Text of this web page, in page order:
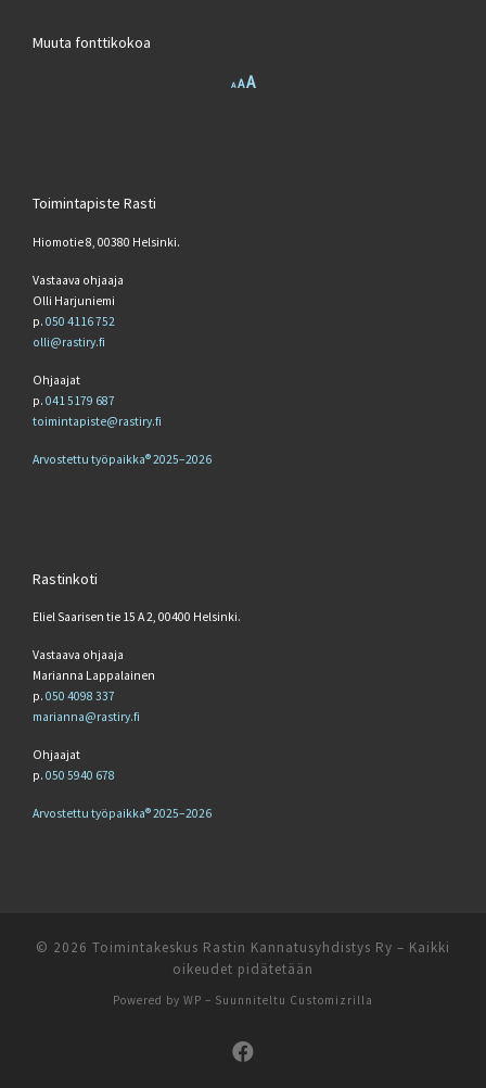
Muuta fonttikokoa
A Decrease font size.
AReset font size.
AIncrease font size.
Toimintapiste Rasti
Hiomotie 8, 00380 Helsinki.
Vastaava ohjaaja
Olli Harjuniemi
p. 050 4116 752
olli@rastiry.fi
Ohjaajat
p. 041 5179 687
toimintapiste@rastiry.fi
Arvostettu työpaikka® 2025–2026
Rastinkoti
Eliel Saarisen tie 15 A 2, 00400 Helsinki.
Vastaava ohjaaja
Marianna Lappalainen
p. 050 4098 337
marianna@rastiry.fi
Ohjaajat
p. 050 5940 678
Arvostettu työpaikka® 2025–2026
© 2026 Toimintakeskus Rastin Kannatusyhdistys Ry – Kaikki
oikeudet pidätetään
Powered by WP – Suunniteltu Customizrilla